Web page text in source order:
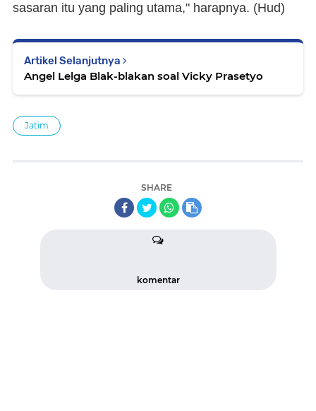
sasaran itu yang paling utama," harapnya. (Hud)
Artikel Selanjutnya
Angel Lelga Blak-blakan soal Vicky Prasetyo
Jatim
SHARE
komentar